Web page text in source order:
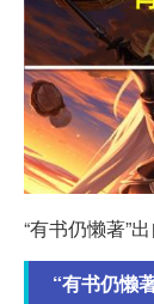
“有书仍懒著”
“有书仍懒